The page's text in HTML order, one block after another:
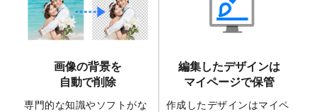
2025/4/3
DMのデザインテンプレートを追加しまし
た。
を追加しました。
マスキングテープのデザインテンプレート
を追加しました。
画像の背景を
自動で削除
専門的な知識やソフトがな
編集したデザインは
マイページで保管
作成したデザインはマイペ